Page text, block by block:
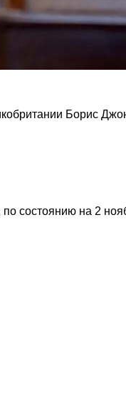
Борис
состоянию на 2